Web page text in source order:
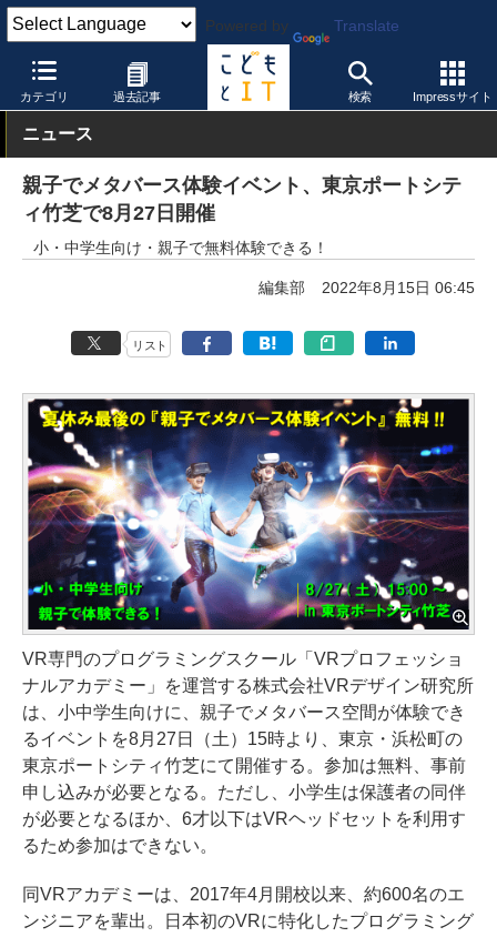
Powered by Translate
カテゴリ 過去記事 検索 Impressサイト
こどもとIT イベント・セミナー
ニュース
親子でメタバース体験イベント、東京ポートシテ
ィ竹芝で8月27日開催
小・中学生向け・親子で無料体験できる！
編集部 2022年8月15日 06:45
リスト
VR専門のプログラミングスクール「VRプロフェッショ
ナルアカデミー」を運営する株式会社VRデザイン研究所
は、小中学生向けに、親子でメタバース空間が体験でき
るイベントを8月27日（土）15時より、東京・浜松町の
東京ポートシティ竹芝にて開催する。参加は無料、事前
申し込みが必要となる。ただし、小学生は保護者の同伴
が必要となるほか、6才以下はVRヘッドセットを利用す
るため参加はできない。
同VRアカデミーは、2017年4月開校以来、約600名のエ
ンジニアを輩出。日本初のVRに特化したプログラミング